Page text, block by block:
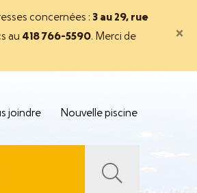
concernées : 3 au 29, rue
au 418 766-5590. Merci de
×
joindre Nouvelle piscine